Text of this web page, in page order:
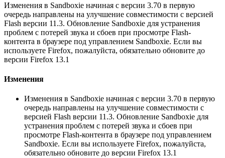
Изменения в Sandboxie начиная с версии 3.70 в первую
очередь направлены на улучшение совместимости с версией
Flash версии 11.3. Обновление Sandboxie для устранения
проблем с потерей звука и сбоев при просмотре Flash-
контента в браузере под управлением Sandboxie. Если вы
используете Firefox, пожалуйста, обязательно обновите до
версии Firefox 13.1
Изменения
Изменения в Sandboxie начиная с версии 3.70 в первую
очередь направлены на улучшение совместимости с
версией Flash версии 11.3. Обновление Sandboxie для
устранения проблем с потерей звука и сбоев при
просмотре Flash-контента в браузере под управлением
Sandboxie. Если вы используете Firefox, пожалуйста,
обязательно обновите до версии Firefox 13.1